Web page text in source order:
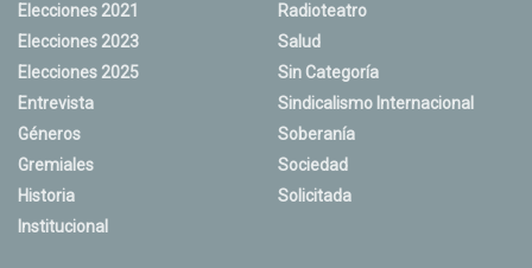
Elecciones 2021
Elecciones 2023
Elecciones 2025
Entrevista
Géneros
Gremiales
Historia
Institucional
Radioteatro
Salud
Sin Categoría
Sindicalismo Internacional
Soberanía
Sociedad
Solicitada